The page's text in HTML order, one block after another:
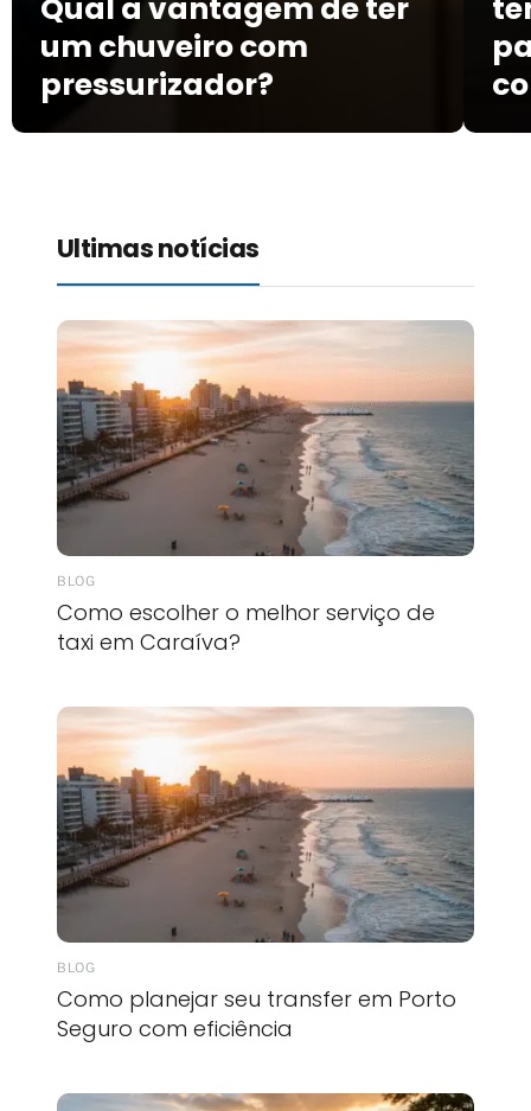
Qual a vantagem de ter
um chuveiro com
pressurizador?
Ultimas notícias
BLOG
Como escolher o melhor serviço de
taxi em Caraíva?
BLOG
Como planejar seu transfer em Porto
Seguro com eficiência